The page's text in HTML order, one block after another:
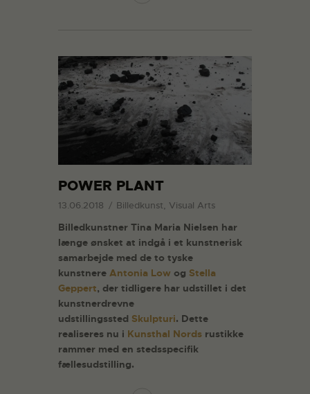
POWER PLANT
13.06.2018 Billedkunst, Visual Arts
Billedkunstner Tina Maria Nielsen har
længe ønsket at indgå i et kunstnerisk
samarbejde med de to tyske
kunstnere Antonia Low og Stella
Geppert, der tidligere har udstillet i det
kunstnerdrevne
udstillingssted Skulpturi. Dette
realiseres nu i Kunsthal Nords rustikke
rammer med en stedsspecifik
fællesudstilling.